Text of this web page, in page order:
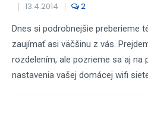
13.4.2014 2
Dnes si podrobnejšie preberieme
zaujímať asi väčšinu z vás.
rozdelením, ale pozrieme sa aj na
nastavenia vašej domácej wifi